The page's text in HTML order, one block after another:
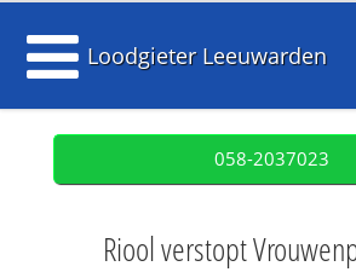
Loodgieter Leeuwarden
058-2037023
Riool verstopt